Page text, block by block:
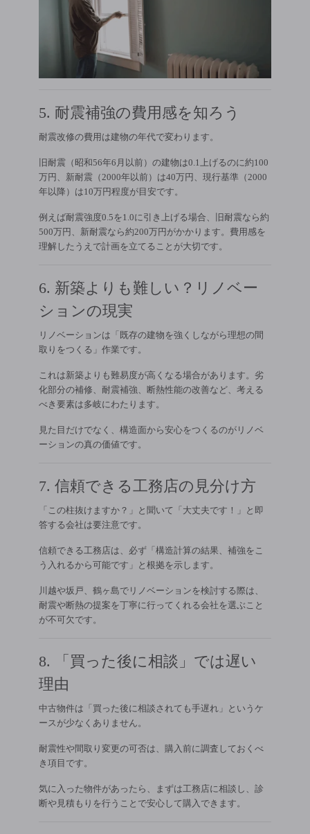
5. 耐震補強の費用感を知ろう
耐震改修の費用は建物の年代で変わります。
旧耐震（昭和56年6月以前）の建物は0.1上げるのに約100
万円、新耐震（2000年以前）は40万円、現行基準（2000
年以降）は10万円程度が目安です。
例えば耐震強度0.5を1.0に引き上げる場合、旧耐震なら約
500万円、新耐震なら約200万円がかかります。費用感を
理解したうえで計画を立てることが大切です。
6. 新築よりも難しい？リノベー
ションの現実
リノベーションは「既存の建物を強くしながら理想の間
取りをつくる」作業です。
これは新築よりも難易度が高くなる場合があります。劣
化部分の補修、耐震補強、断熱性能の改善など、考える
べき要素は多岐にわたります。
見た目だけでなく、構造面から安心をつくるのがリノベ
ーションの真の価値です。
7. 信頼できる工務店の見分け方
「この柱抜けますか？」と聞いて「大丈夫です！」と即
答する会社は要注意です。
信頼できる工務店は、必ず「構造計算の結果、補強をこ
う入れるから可能です」と根拠を示します。
川越や坂戸、鶴ヶ島でリノベーションを検討する際は、
耐震や断熱の提案を丁寧に行ってくれる会社を選ぶこと
が不可欠です。
8. 「買った後に相談」では遅い
理由
中古物件は「買った後に相談されても手遅れ」というケ
ースが少なくありません。
耐震性や間取り変更の可否は、購入前に調査しておくべ
き項目です。
気に入った物件があったら、まずは工務店に相談し、診
断や見積もりを行うことで安心して購入できます。